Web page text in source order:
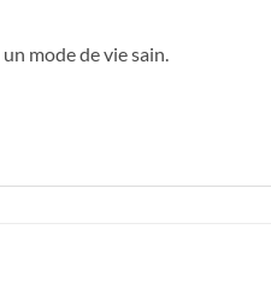
mode de vie sain.